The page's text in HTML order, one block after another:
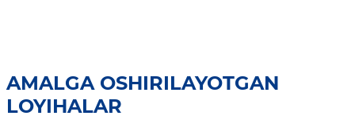
AMALGA OSHIRILAYOTGAN
LOYIHALAR